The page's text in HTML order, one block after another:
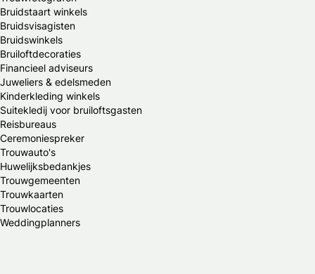
Bruidstaart winkels
Bruidsvisagisten
Bruidswinkels
Bruiloftdecoraties
Financieel adviseurs
Juweliers & edelsmeden
Kinderkleding winkels
Suitekledij voor bruiloftsgasten
Reisbureaus
Ceremoniespreker
Trouwauto's
Huwelijksbedankjes
Trouwgemeenten
Trouwkaarten
Trouwlocaties
Weddingplanners